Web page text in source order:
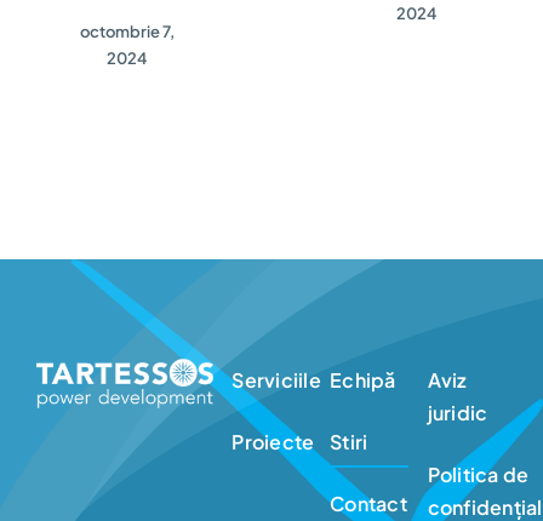
octombrie 7,
2024
2024
Serviciile
Proiecte
Echipă
Stiri
Contact
Aviz
juridic
Politica de